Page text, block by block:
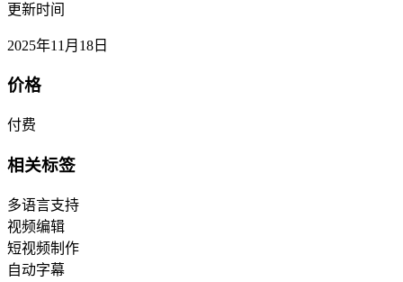
更新时间
2025年11月18日
价格
付费
相关标签
多语言支持
视频编辑
短视频制作
自动字幕